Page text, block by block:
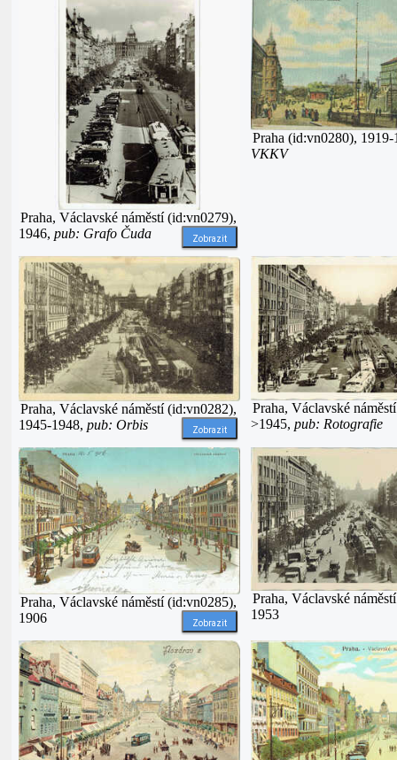
Praha, Václavské náměstí (id:vn0279),
1946, pub: Grafo Čuda Zobrazit
Praha (id:vn0280),
VKKV
Praha, Václavské náměstí (id:vn0282),
1945-1948, pub: Orbis Zobrazit
Praha, Václavské
>1945, pub: Rotografie
Praha, Václavské náměstí (id:vn0285),
1906
Zobrazit
Praha, Václavské
1953